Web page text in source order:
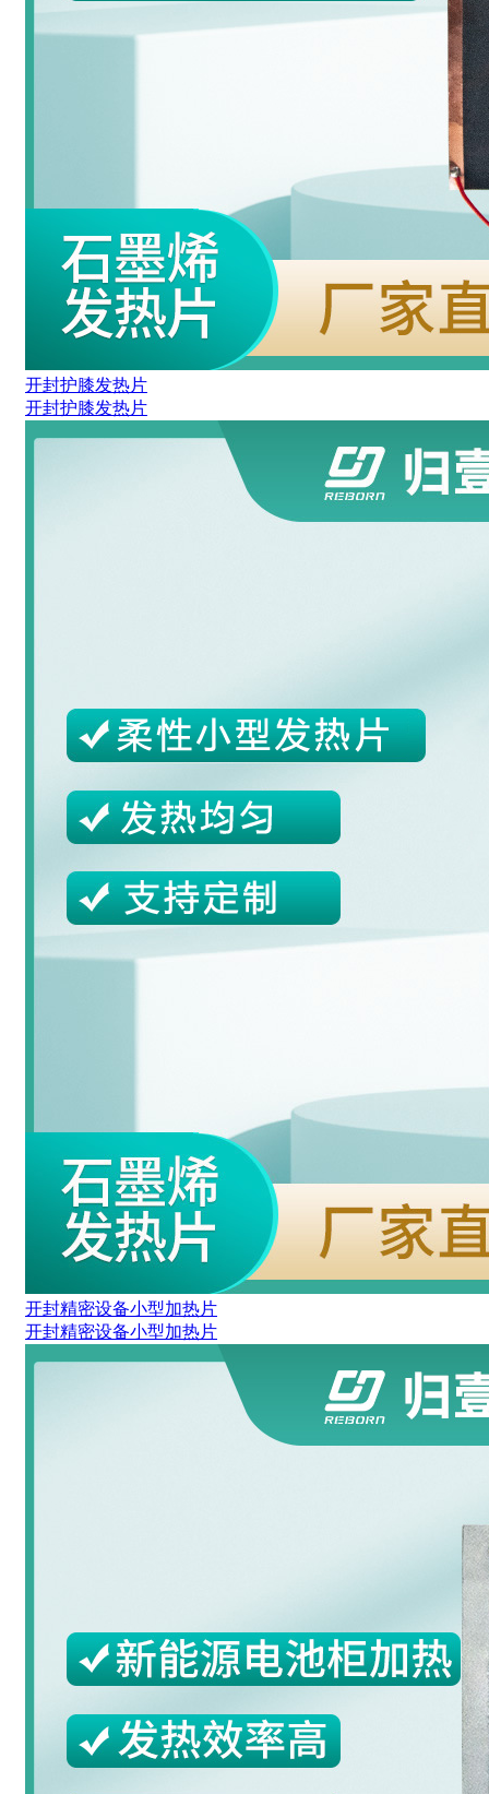
开封护膝发热片
开封护膝发热片
开封精密设备小型加热片
开封精密设备小型加热片